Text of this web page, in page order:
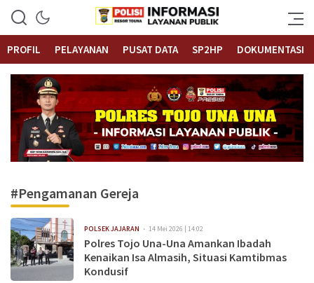
Polrestouna.com
Informasi Layanan Publik
PROFIL
PELAYANAN PUSAT DATA SP2HP DOKUMENTASI
#Pengamanan Gereja
POLSEK JAJARAN 14 Mei 2026 | 14:02
Polres Tojo Una-Una Amankan Ibadah
Kenaikan Isa Almasih, Situasi Kamtibmas
Kondusif